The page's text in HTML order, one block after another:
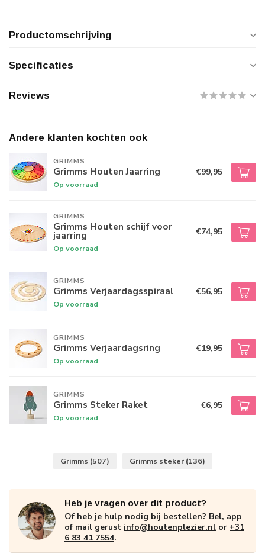
Productomschrijving
Specificaties
Reviews
Andere klanten kochten ook
GRIMMS
Grimms Houten Jaarring
Op voorraad
€99,95
GRIMMS
Grimms Houten schijf voor
jaarring
Op voorraad
€74,95
GRIMMS
Grimms Verjaardagsspiraal
Op voorraad
€56,95
GRIMMS
Grimms Verjaardagsring
Op voorraad
€19,95
GRIMMS
Grimms Steker Raket
Op voorraad
€6,95
Grimms (507) Grimms steker (136)
Heb je vragen over dit product?
Of heb je hulp nodig bij bestellen? Bel, app
of mail gerust info@houtenplezier.nl or +31
6 83 41 7554.